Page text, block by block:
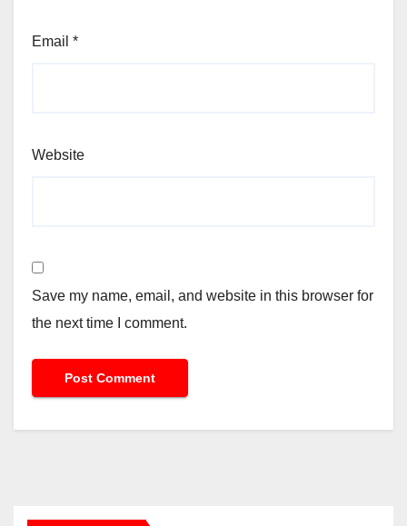
Email *
Website
Save my name, email, and website in this browser for
the next time I comment.